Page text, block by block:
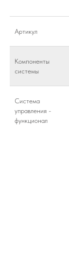
Артикул
Компоненты
системы
Система
управления -
функционал